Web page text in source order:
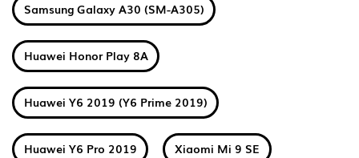
Samsung Galaxy A30 (SM-A305)
Huawei Honor Play 8A
Huawei Y6 2019 (Y6 Prime 2019)
Huawei Y6 Pro 2019 Xiaomi Mi 9 SE